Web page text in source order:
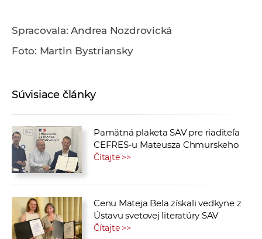
Spracovala: Andrea Nozdrovická
Foto: Martin Bystriansky
Súvisiace články
Pamätná plaketa SAV pre riaditeľa
CEFRES-u Mateusza Chmurskeho
Čítajte >>
Cenu Mateja Bela získali vedkyne z
Ústavu svetovej literatúry SAV
Čítajte >>